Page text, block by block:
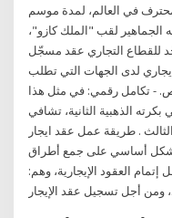
محترف في العالم، لمدة موسم
لقب "الملك كازو"،
للقطاع التجاري عقد مسجّل
لدى الجهات التي تطلب
- تكامل رقمي: في مثل هذا
الذهبية الثانية، تشافي
. طريقة عمل عقد ايجار
بشكل أساسي على جمع أطراق
العقود الإيجارية، وهم:
ومن أجل تسجيل عقد الإيجار